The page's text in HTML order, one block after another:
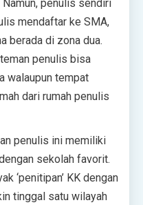
Namun, penulis sendiri
mendaftar ke SMA,
berada di zona dua.
penulis bisa
walaupun tempat
dari rumah penulis
penulis ini memiliki
sekolah favorit.
‘penitipan’ KK dengan
tinggal satu wilayah